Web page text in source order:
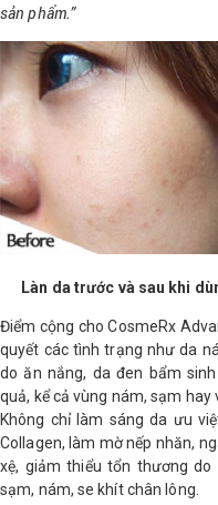
sản phẩm.”
Làn da trước và sau khi
Điểm cộng cho CosmeRx
quyết các tình trạng như da
do ăn nắng, da đen bẩm
quả, kể cả vùng nám, sạm hay
Không chỉ làm sáng da ưu
Collagen, làm mờ nếp nhăn,
xệ, giảm thiểu tổn thương
sạm, nám, se khít chân lông.